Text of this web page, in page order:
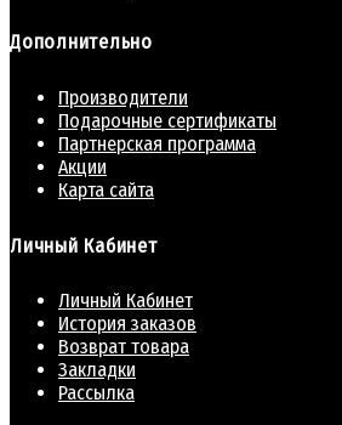
Дополнительно
Производители
Подарочные сертификаты
Партнерская программа
Акции
Карта сайта
Личный Кабинет
Личный Кабинет
История заказов
Возврат товара
Закладки
Рассылка